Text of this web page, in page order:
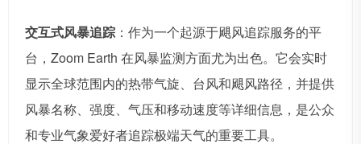
交互式风暴追踪 ：作为一个起源于飓风追踪服务的平
台，Zoom Earth 在风暴监测方面尤为出色。它会实时
显示全球范围内的热带气旋、台风和飓风路径，并提供
风暴名称、强度、气压和移动速度等详细信息，是公众
和专业气象爱好者追踪极端天气的重要工具。